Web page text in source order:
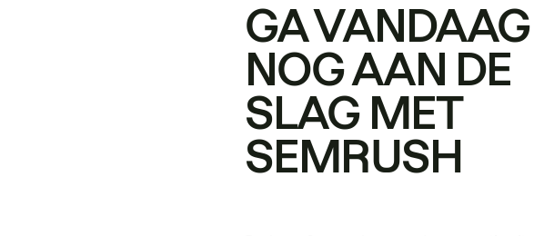
GA VANDAAG
NOG AAN DE
SLAG MET
SEMRUSH